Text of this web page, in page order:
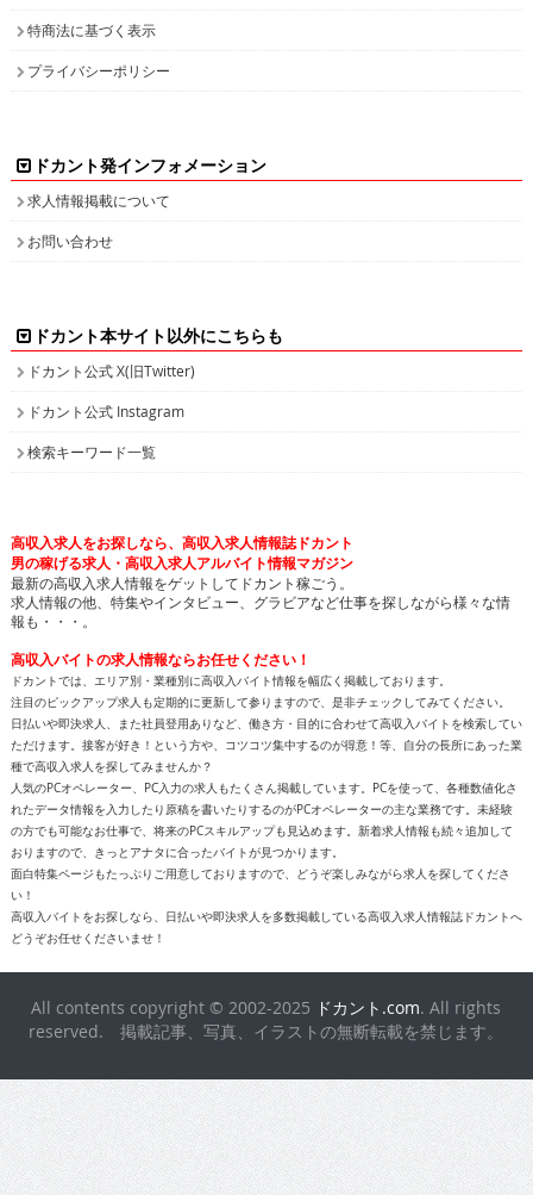
特商法に基づく表示
プライバシーポリシー
ドカント発インフォメーション
求人情報掲載について
お問い合わせ
ドカント本サイト以外にこちらも
ドカント公式 X(旧Twitter)
ドカント公式 Instagram
検索キーワード一覧
高収入求人をお探しなら、高収入求人情報誌ドカント
男の稼げる求人・高収入求人アルバイト情報マガジン
最新の高収入求人情報をゲットしてドカント稼ごう。
求人情報の他、特集やインタビュー、グラビアなど仕事を探しながら様々な情
報も・・・。
高収入バイトの求人情報ならお任せください！
ドカントでは、エリア別・業種別に高収入バイト情報を幅広く掲載しております。
注目のピックアップ求人も定期的に更新して参りますので、是非チェックしてみてください。
日払いや即決求人、また社員登用ありなど、働き方・目的に合わせて高収入バイトを検索してい
ただけます。接客が好き！という方や、コツコツ集中するのが得意！等、自分の長所にあった業
種で高収入求人を探してみませんか？
人気のPCオペレーター、PC入力の求人もたくさん掲載しています。PCを使って、各種数値化さ
れたデータ情報を入力したり原稿を書いたりするのがPCオペレーターの主な業務です。未経験
の方でも可能なお仕事で、将来のPCスキルアップも見込めます。新着求人情報も続々追加して
おりますので、きっとアナタに合ったバイトが見つかります。
面白特集ページもたっぷりご用意しておりますので、どうぞ楽しみながら求人を探してくださ
い！
高収入バイトをお探しなら、日払いや即決求人を多数掲載している高収入求人情報誌ドカントへ
どうぞお任せくださいませ！
All contents copyright © 2002-2025 ドカント.com. All rights
reserved. 掲載記事、写真、イラストの無断転載を禁じます。